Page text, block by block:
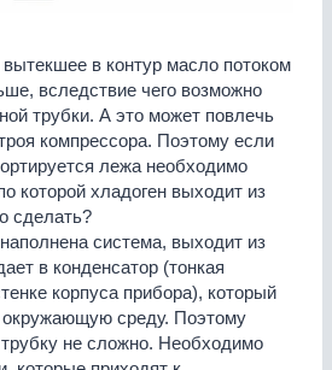
в контур масло потоком
вследствие чего возможно
трубки. А это может повлечь
компрессора. Поэтому если
лежа необходимо
которой хладоген выходит из
сделать?
система, выходит из
в конденсатор (тонкая
корпуса прибора), который
окружающую среду. Поэтому
не сложно. Необходимо